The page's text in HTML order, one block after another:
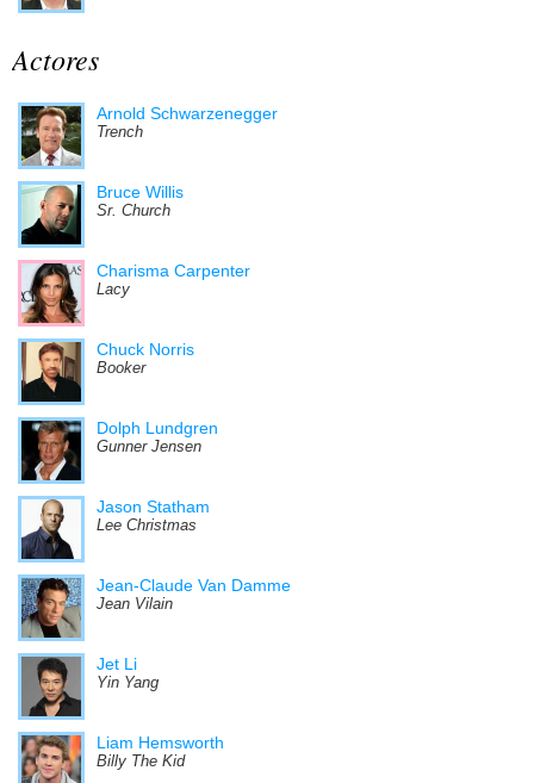
Actores
Arnold Schwarzenegger
Trench
Bruce Willis
Sr. Church
Charisma Carpenter
Lacy
Chuck Norris
Booker
Dolph Lundgren
Gunner Jensen
Jason Statham
Lee Christmas
Jean-Claude Van Damme
Jean Vilain
Jet Li
Yin Yang
Liam Hemsworth
Billy The Kid